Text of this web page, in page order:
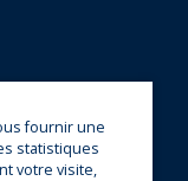
fournir une
statistiques
votre visite,